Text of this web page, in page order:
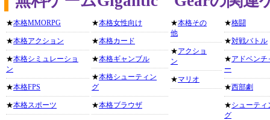
★本格MMORPG
★本格アクション
★本格シミュレーショ
ン
★本格FPS
★本格スポーツ
★本格女性向け
★本格カード
★本格ギャンブル
★本格シューティン
グ
★本格ブラウザ
★本格その
他
★アクショ
ン
★マリオ
★格闘
★対戦バトル
★アドベンチ
ー
★西部劇
★シューティ
グ